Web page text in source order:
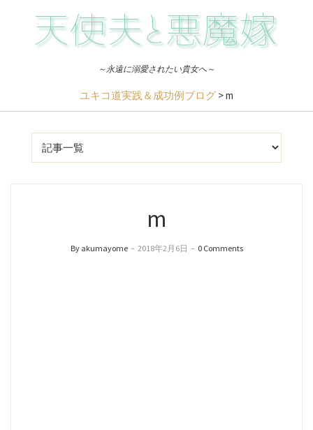
～永遠に溺愛されたい貴女へ～
ユキコ道実践＆成功例ブログ >m
m
By akumayome – 2018年2月6日 – 0 Comments